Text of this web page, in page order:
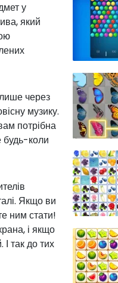
у
який
через
музику.
потрібна
коли
Якщо ви
ним стати!
і якщо
так до тих